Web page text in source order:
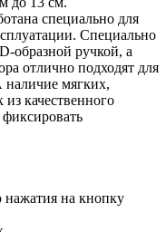
специально для
Специально
образной ручкой, а
отлично подходят для
наличие мягких,
из качественного
нажатия на кнопку